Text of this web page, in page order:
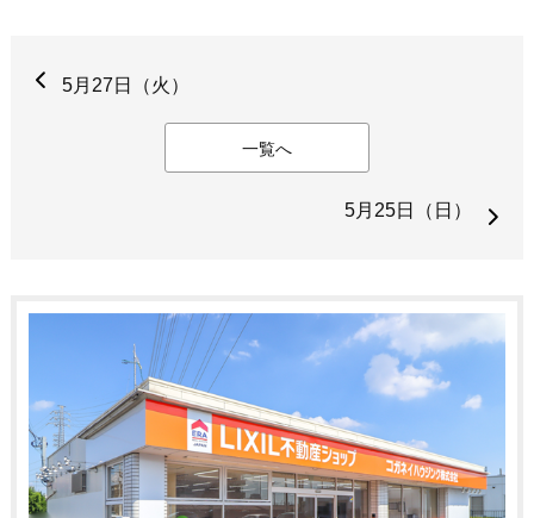
5月27日（火）
一覧へ
5月25日（日）